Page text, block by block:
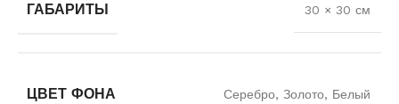
ГАБАРИТЫ 30 × 30 см
ЦВЕТ ФОНА Серебро, Золото, Белый